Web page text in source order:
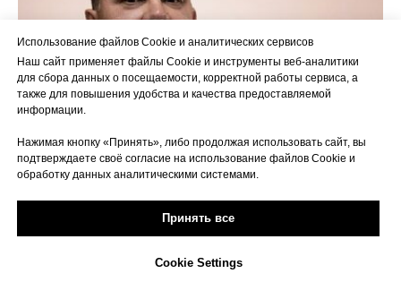
Использование файлов Cookie и аналитических сервисов
Наш сайт применяет файлы Cookie и инструменты веб-аналитики
для сбора данных о посещаемости, корректной работы сервиса, а
также для повышения удобства и качества предоставляемой
информации.
Нажимая кнопку «Принять», либо продолжая использовать сайт, вы
подтверждаете своё согласие на использование файлов Cookie и
обработку данных аналитическими системами.
Принять все
Cookie Settings